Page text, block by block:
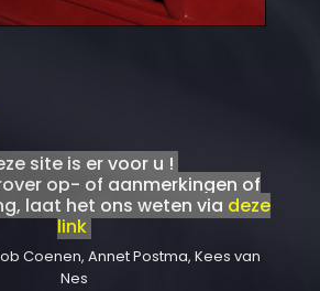
site is er voor u !
op- of aanmerkingen of
laat het ons weten via deze
link
Coenen, Annet Postma, Kees van
Nes